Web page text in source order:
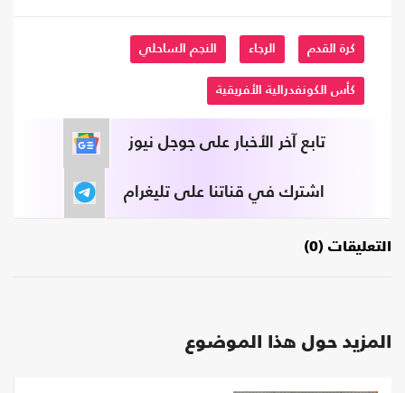
كرة القدم الرجاء النجم الساحلي
كأس الكونفدرالية الأفريقية
تابع آخر الأخبار على جوجل نيوز
اشترك في قناتنا على تليغرام
التعليقات (0)
المزيد حول هذا الموضوع